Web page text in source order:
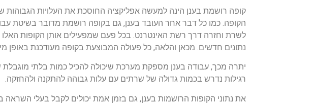
קופה רושמת בענן הינה למעשה אפליקציה החוסכת את העלויות הגבוהות
הקופה. כמו כל דבר אחר העובד בענן, גם בקופה רושמת מדובר בשיטת
לשרת וחזרה דרך רשת האינטרנט. בכל פעם שמפעילים אותן הקופות
נתונים חדשים. מכאן והלאה, כל פעולה המבוצעת בקופה מעודכנת באופן
יתרה מכך, עבודה בענן מספקת מערכת שיכולה להכיל כמות בלתי
רגילות נדרש בכמות גדולה של שרתים עם עלות גבוהה להתקנה ולהחזקה.
את נתוני הקופות הרושמות בענן, גם בזמן אמת יכולים לקבל בעלי